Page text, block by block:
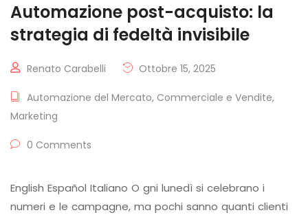
Automazione post-acquisto: la
strategia di fedeltà invisibile
Renato Carabelli Ottobre 15, 2025
Automazione del Mercato, Commerciale e Vendite,
Marketing
0 Comments
English Español Italiano O gni lunedì si celebrano i
numeri e le campagne, ma pochi sanno quanti clienti